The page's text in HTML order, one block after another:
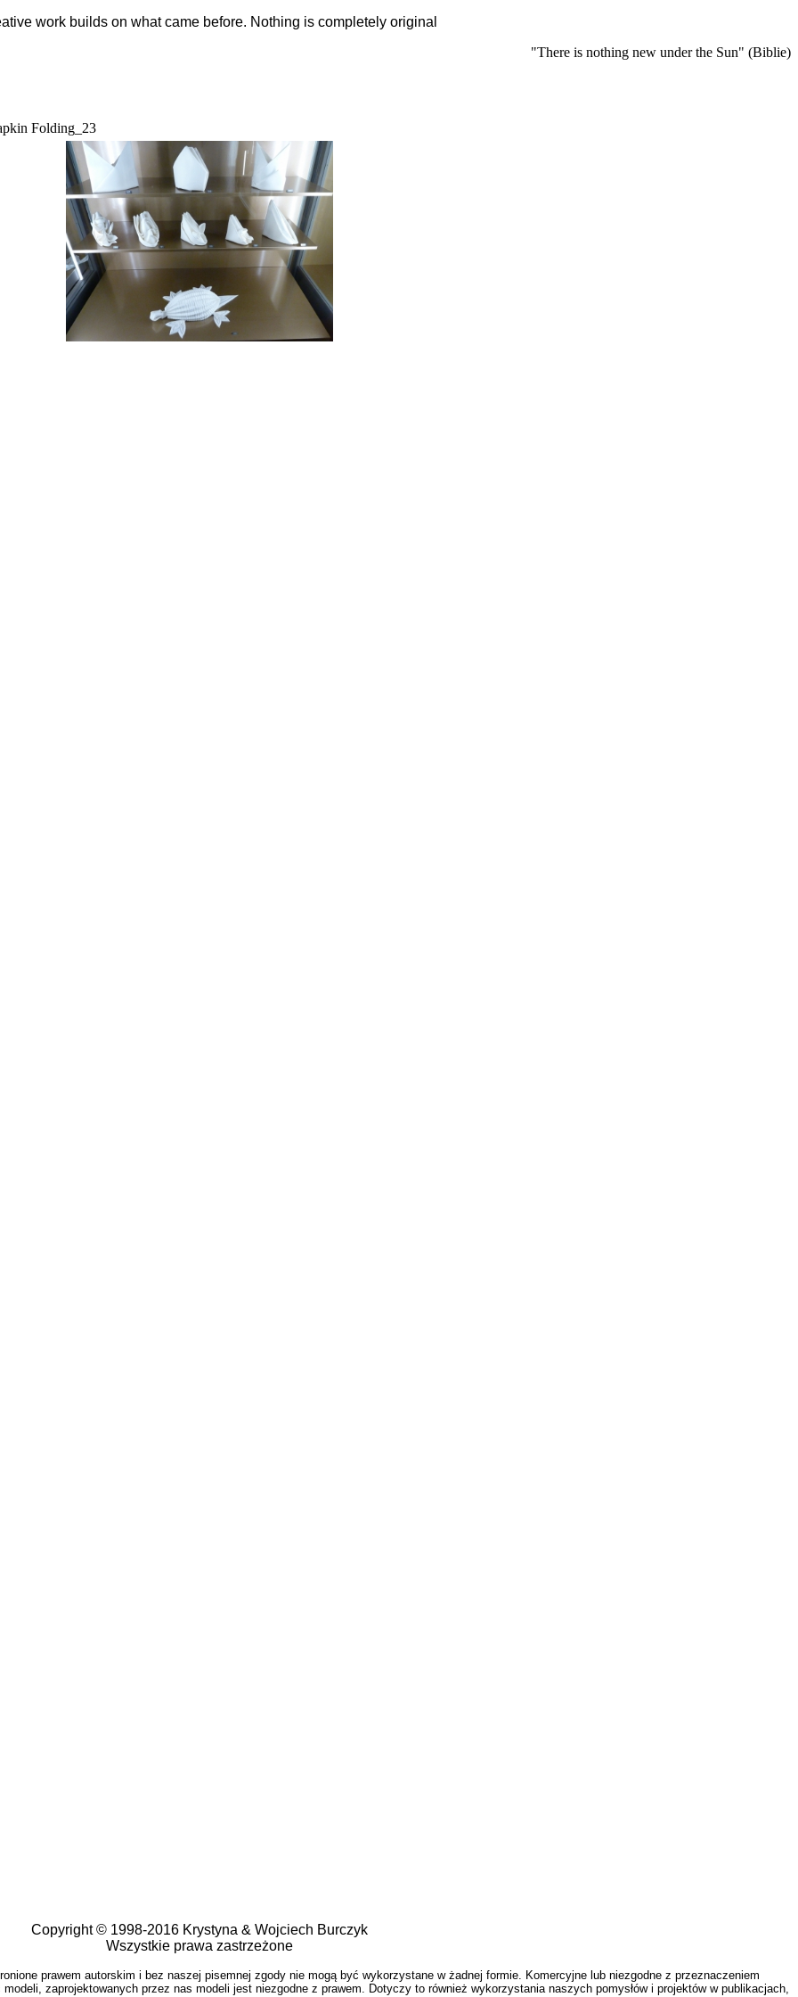
work builds on what came before. Nothing is completely original
"There is nothing new under the Sun" (Biblie)
Folding_23
Copyright © 1998-2016 Krystyna & Wojciech Burczyk
Wszystkie prawa zastrzeżone
prawem autorskim i bez naszej pisemnej zgody nie mogą być wykorzystane w żadnej formie. Komercyjne lub niezgodne z przeznaczeniem
zaprojektowanych przez nas modeli jest niezgodne z prawem. Dotyczy to również wykorzystania naszych pomysłów i projektów w publikacjach,